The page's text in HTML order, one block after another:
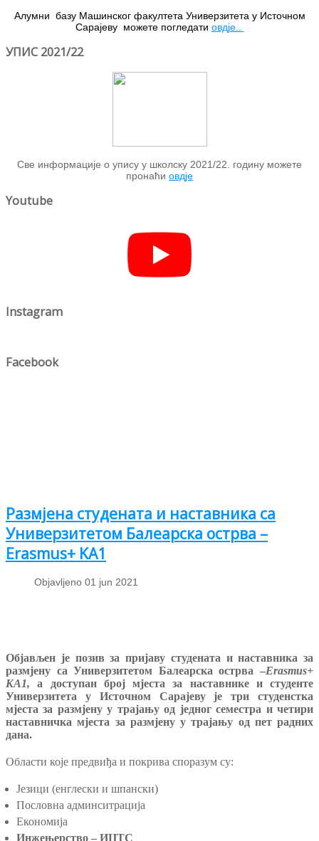
Алумни базу Машинског факултета Универзитета у Источном
Сарајеву можете погледати овдје..
УПИС 2021/22
Све информације о упису у школску 2021/22. годину можете
пронаћи овдје
Youtube
Instagram
Facebook
Размјена студената и наставника са
Универзитетом Балеарска острва –
Erasmus+ KA1
Objavljeno 01 jun 2021
Објављен је позив за пријаву студената и наставника за
размјену са Универзитетом Балеарска острва –Erasmus+
KA1,а доступан број мјеста за наставнике и студенте
Универзитета у Источном Сарајеву је три студенстка
мјеста за размјену у трајању од једног семестра и четири
наставничка мјеста за размјену у трајању од пет радних
дана.
Области које предвиђа и покрива споразум су:
Језици (енглески и шпански)
Пословна админситрација
Економија
Инжењерство – ИЦТС